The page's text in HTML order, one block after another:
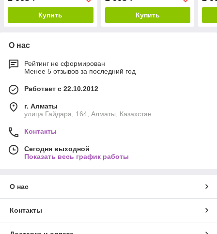
Купить Купить
О нас
Рейтинг не сформирован
Менее 5 отзывов за последний год
Работает с 22.10.2012
г. Алматы
улица Гайдара, 164, Алматы, Казахстан
Контакты
Сегодня выходной
Показать весь график работы
О нас
Контакты